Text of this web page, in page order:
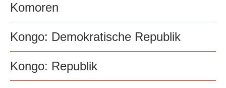
Komoren
Kongo: Demokratische Republik
Kongo: Republik